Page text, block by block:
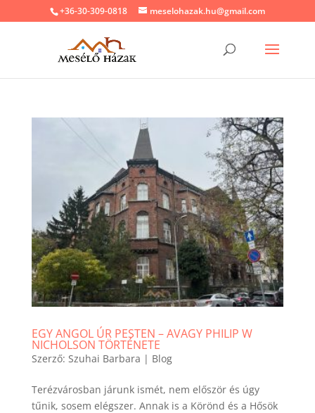
+36-30-309-0818 meselohazak.hu@gmail.com
EGY ANGOL ÚR PESTEN – AVAGY PHILIP W
NICHOLSON TÖRTÉNETE
Szerző: Szuhai Barbara | Blog
Terézvárosban járunk ismét, nem először és úgy
tűnik, sosem elégszer. Annak is a Körönd és a Hősök